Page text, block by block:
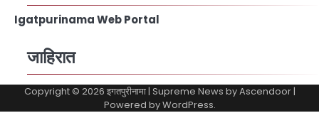
Igatpurinama Web Portal
जाहिरात
Copyright © 2026 इगतपुरीनामा| Supreme News byAscendoor|
Powered byWordPress.